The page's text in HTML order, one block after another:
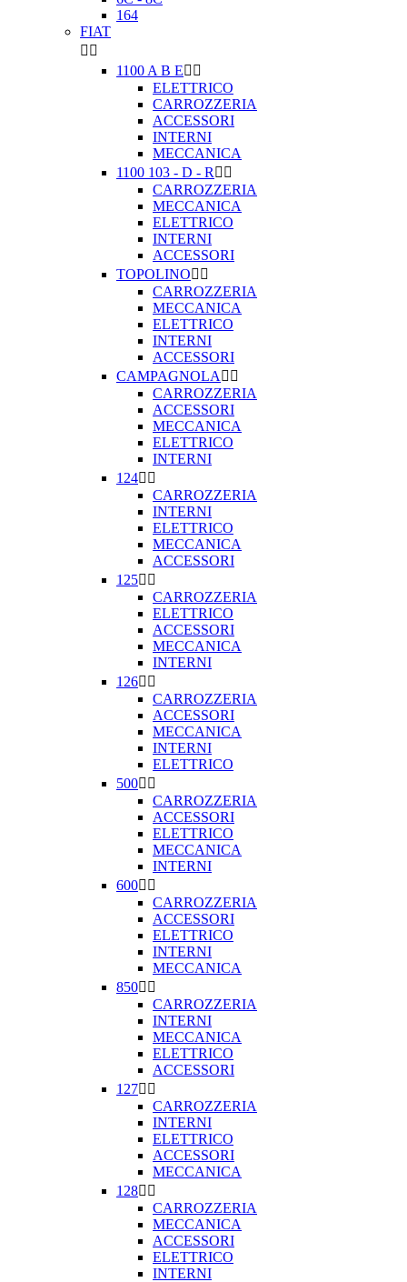
164
FIAT
 
1100 A B E 
ELETTRICO
CARROZZERIA
ACCESSORI
INTERNI
MECCANICA
1100 103 - D - R  
CARROZZERIA
MECCANICA
ELETTRICO
INTERNI
ACCESSORI
TOPOLINO 
CARROZZERIA
MECCANICA
ELETTRICO
INTERNI
ACCESSORI
CAMPAGNOLA  
CARROZZERIA
ACCESSORI
MECCANICA
ELETTRICO
INTERNI
124 
CARROZZERIA
INTERNI
ELETTRICO
MECCANICA
ACCESSORI
125 
CARROZZERIA
ELETTRICO
ACCESSORI
MECCANICA
INTERNI
126 
CARROZZERIA
ACCESSORI
MECCANICA
INTERNI
ELETTRICO
500 
CARROZZERIA
ACCESSORI
ELETTRICO
MECCANICA
INTERNI
600 
CARROZZERIA
ACCESSORI
ELETTRICO
INTERNI
MECCANICA
850 
CARROZZERIA
INTERNI
MECCANICA
ELETTRICO
ACCESSORI
127 
CARROZZERIA
INTERNI
ELETTRICO
ACCESSORI
MECCANICA
128 
CARROZZERIA
MECCANICA
ACCESSORI
ELETTRICO
INTERNI